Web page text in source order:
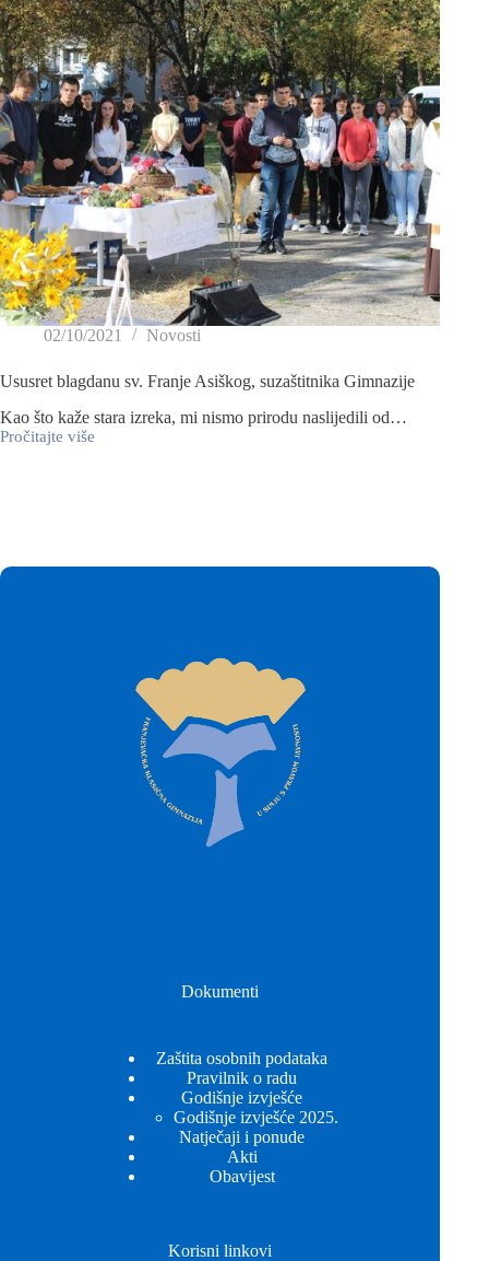
02/10/2021 Novosti
Ususret blagdanu sv. Franje Asiškog, suzaštitnika Gimnazije
Kao što kaže stara izreka, mi nismo prirodu naslijedili od…
Pročitajte više
Dokumenti
Zaštita osobnih podataka
Pravilnik o radu
Godišnje izvješće
Godišnje izvješće 2025.
Natječaji i ponude
Akti
Obavijest
Korisni linkovi